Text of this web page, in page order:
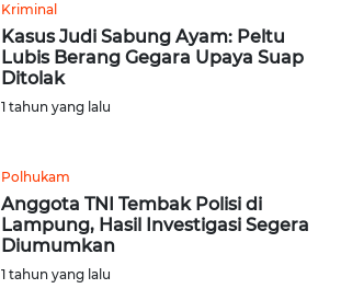
Kriminal
Kasus Judi Sabung Ayam: Peltu
Lubis Berang Gegara Upaya Suap
Ditolak
1 tahun yang lalu
Polhukam
Anggota TNI Tembak Polisi di
Lampung, Hasil Investigasi Segera
Diumumkan
1 tahun yang lalu